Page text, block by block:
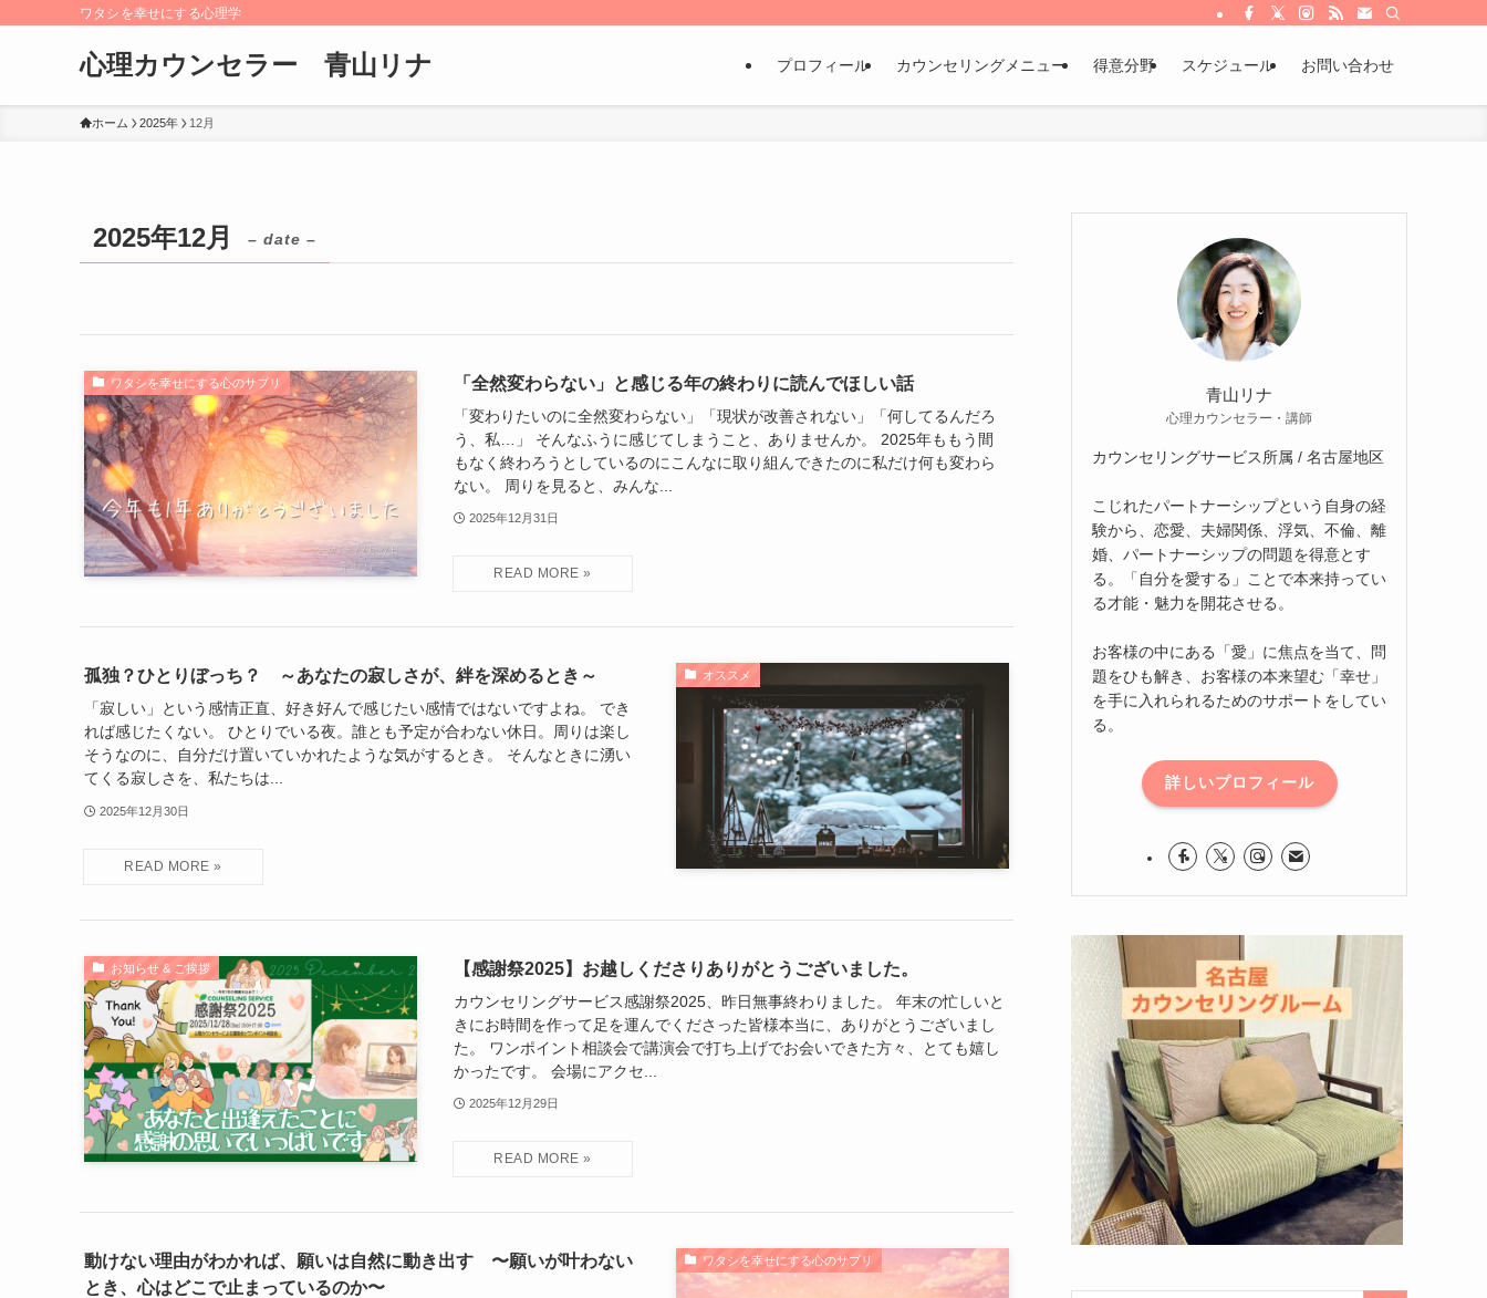
ワタシを幸せにする心理学
心理カウンセラー 青山リナ プロフィール カウンセリングメニュー 得意分野 スケジュール お問い合わせ
ホーム 2025年 12月
2025年12月 – date –
ワタシを幸せにする心のサプリ 「全然変わらない」と感じる年の終わりに読んでほしい話
「変わりたいのに全然変わらない」「現状が改善されない」「何してるんだろ
う、私…」 そんなふうに感じてしまうこと、ありませんか。 2025年ももう間
もなく終わろうとしているのにこんなに取り組んできたのに私だけ何も変わら
ない。 周りを見ると、みんな...
2025年12月31日
オススメ
孤独？ひとりぼっち？ ～あなたの寂しさが、絆を深めるとき～
「寂しい」という感情正直、好き好んで感じたい感情ではないですよね。 でき
れば感じたくない。 ひとりでいる夜。誰とも予定が合わない休日。周りは楽し
そうなのに、自分だけ置いていかれたような気がするとき。 そんなときに湧い
てくる寂しさを、私たちは...
2025年12月30日
お知らせ & ご挨拶 【感謝祭2025】お越しくださりありがとうございました。
カウンセリングサービス感謝祭2025、昨日無事終わりました。 年末の忙しいと
きにお時間を作って足を運んでくださった皆様本当に、ありがとうございまし
た。 ワンポイント相談会で講演会で打ち上げでお会いできた方々、とても嬉し
かったです。 会場にアクセ...
2025年12月29日
ワタシを幸せにする心のサプリ
動けない理由がわかれば、願いは自然に動き出す 〜願いが叶わない
とき、心はどこで止まっているのか〜
青山リナ
心理カウンセラー・講師
カウンセリングサービス所属 / 名古屋地区
こじれたパートナーシップという自身の経
験から、恋愛、夫婦関係、浮気、不倫、離
婚、パートナーシップの問題を得意とす
る。「自分を愛する」ことで本来持ってい
る才能・魅力を開花させる。
お客様の中にある「愛」に焦点を当て、問
題をひも解き、お客様の本来望む「幸せ」
を手に入れられるためのサポートをしてい
る。
詳しいプロフィール